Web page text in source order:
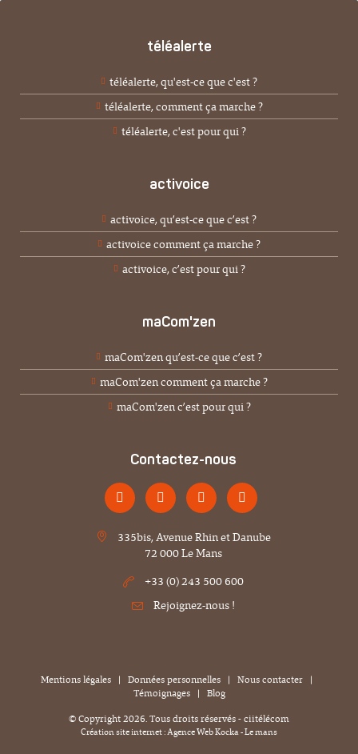
téléalerte
téléalerte, qu'est-ce que c'est ?
téléalerte, comment ça marche ?
téléalerte, c'est pour qui ?
activoice
activoice, qu’est-ce que c’est ?
activoice comment ça marche ?
activoice, c’est pour qui ?
maCom'zen
maCom'zen qu’est-ce que c’est ?
maCom'zen comment ça marche ?
maCom'zen c’est pour qui ?
Contactez-nous
335bis, Avenue Rhin et Danube
72 000 Le Mans
+33 (0) 243 500 600
Rejoignez-nous !
Mentions légales | Données personnelles | Nous contacter |
Témoignages|
Blog
© Copyright2026. Tous droits réservés - ciitélécom
Création site internet : Agence WebKocka- Le mans